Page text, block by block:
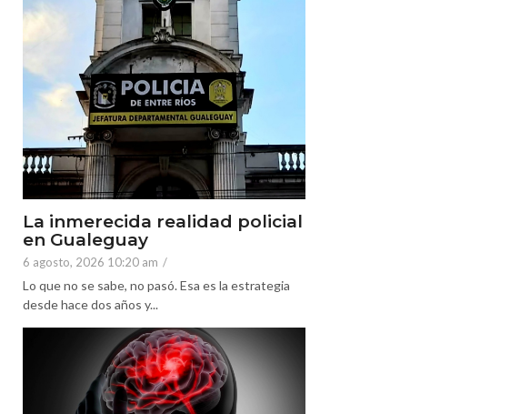
La inmerecida realidad policial
en Gualeguay
6 agosto, 2026 10:20 am /
Lo que no se sabe, no pasó. Esa es la estrategia
desde hace dos años y...